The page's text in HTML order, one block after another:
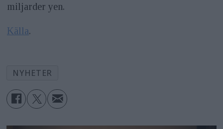
miljarder yen.
Källa.
NYHETER